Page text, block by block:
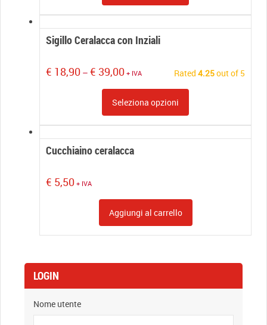
Sigillo Ceralacca con Inziali
Rated 4.25out of 5
€ 18,90 – € 39,00Price
through
€ 39,00
+ IVA
Seleziona opzioni
Cucchiaino ceralacca
€ 5,50 + IVA
Aggiungi al carrello
LOGIN
Nome utente